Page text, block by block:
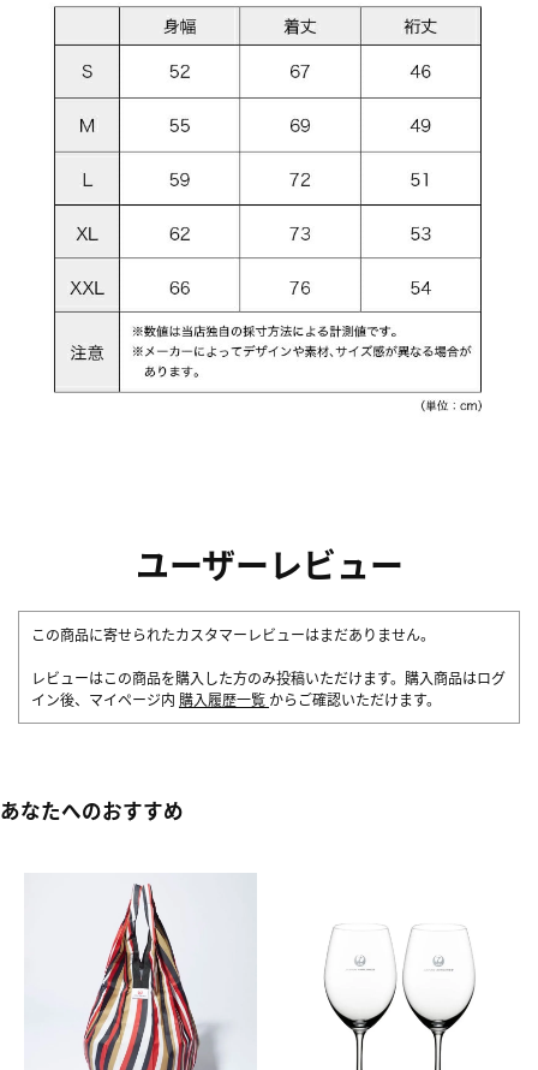
ユーザーレビュー
この商品に寄せられたカスタマーレビューはまだありません。
レビューはこの商品を購入した方のみ投稿いただけます。購入商品はログ
イン後、マイページ内 購入履歴一覧 からご確認いただけます。
あなたへのおすすめ